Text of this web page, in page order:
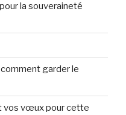
la souveraineté
garder le
vos vœux pour cette